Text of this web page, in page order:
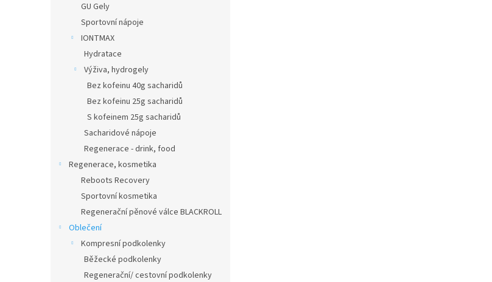
GU Gely
Sportovní nápoje
IONTMAX
Hydratace
Výživa, hydrogely
Bez kofeinu 40g sacharidů
Bez kofeinu 25g sacharidů
S kofeinem 25g sacharidů
Sacharidové nápoje
Regenerace - drink, food
Regenerace, kosmetika
Reboots Recovery
Sportovní kosmetika
Regenerační pěnové válce BLACKROLL
Oblečení
Kompresní podkolenky
Běžecké podkolenky
Regenerační/ cestovní podkolenky